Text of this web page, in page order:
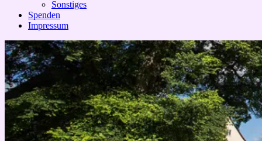
Sonstiges
Spenden
Impressum